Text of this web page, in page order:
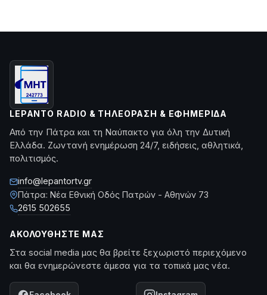
LEPANTO RADIO & ΤΗΛΕΌΡΑΣΗ & ΕΦΗΜΕΡΊΔΑ
Από την Πάτρα και τη Ναύπακτο για όλη την Δυτική
Ελλάδα. Ζωντανή ενημέρωση 24/7, ειδήσεις, αθλητικά,
πολιτισμός.
info@lepantortv.gr
Πάτρα: Νέα Εθνική Οδός Πατρών - Αθηνών 73
2615 502655
ΑΚΟΛΟΥΘΉΣΤΕ ΜΑΣ
Στα social media μας θα βρείτε ξεχωριστό περιεχόμενο
και θα ενημερώνεστε άμεσα για τα τοπικά μας νέα.